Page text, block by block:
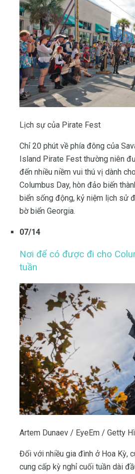
Lịch sự của Pirate Fest
Chỉ 20 phút về phía đông của
Island Pirate Fest thường niên
đến nhiều niềm vui thú vị dành
Columbus Day, hòn đảo biến
biển sống động, kỷ niệm lịch sử
bờ biển Georgia.
07/14
Nơi để có được đi cho
tuần
Artem Dunaev / EyeEm / Getty
Đối với nhiều gia đình ở Hoa Kỳ,
cung cấp kỳ nghỉ cuối tuần dài